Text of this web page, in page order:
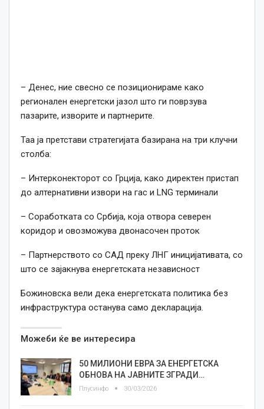
– Денес, ние свесно се позиционираме како
регионален енергетски јазол што ги поврзува
пазарите, изворите и партнерите.
Таа ја претстави стратегијата базирана на три клучни
столба:
– Интерконекторот со Грција, како директен пристап
до алтернативни извори на гас и LNG терминали
– Соработката со Србија, која отвора северен
коридор и овозможува двонасочен проток
– Партнерството со САД преку ЛНГ иницијативата, со
што се зајакнува енергетската независност
Божиновска вели дека енергетската политика без
инфраструктура останува само декларација.
Можеби ќе ве интересира
50 МИЛИОНИ ЕВРА ЗА ЕНЕРГЕТСКА
ОБНОВА НА ЈАВНИТЕ ЗГРАДИ…
Плусинфо 30/03/2026